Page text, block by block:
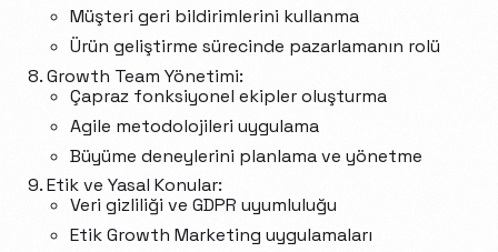
Müşteri geri bildirimlerini kullanma
Ürün geliştirme sürecinde pazarlamanın rolü
Growth Team Yönetimi:
Çapraz fonksiyonel ekipler oluşturma
Agile metodolojileri uygulama
Büyüme deneylerini planlama ve yönetme
Etik ve Yasal Konular:
Veri gizliliği ve GDPR uyumluluğu
Etik Growth Marketing uygulamaları